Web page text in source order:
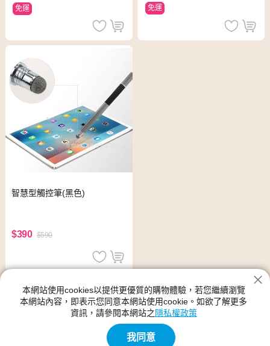
免運
免運
智慧型觸控筆(黑色)
$390 $590
觸控筆
神腦生活的觸控筆館別提供各種類型、尺寸規格、功能、顏色的產
品,觸控筆的新品與優惠商品都在神腦生活裡
本網站使用cookies以提供更優質的購物體驗，若您繼續瀏覽
本網站內容，即表示您同意本網站使用cookie。如欲了解更多
資訊，請參閱本網站之 隱私權政策
我同意